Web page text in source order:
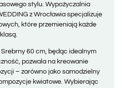
stylu. Wypożyczalnia
z Wrocławia specjalizuje
które przemieniają każde
60 cm, będąc idealnym
pozwala na kreowanie
– zarówno jako samodzielny
kwiatowe. Wybierając